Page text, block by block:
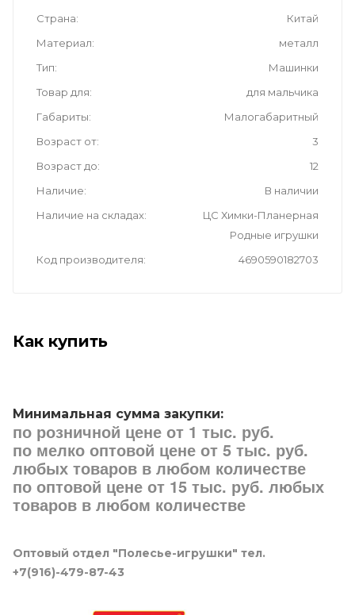
Страна
Китай
Материал
металл
Тип
Машинки
Товар для
для мальчика
Габариты
Малогабаритный
Возраст от
3
Возраст до
12
Наличие
В наличии
Наличие на складах
ЦС Химки-Планерная
Родные игрушки
Код производителя
4690590182703
Как купить
Минимальная сумма закупки:
по розничной цене от 1 тыс. руб.
по мелко оптовой цене от 5 тыс. руб.
любых товаров в любом количестве
по оптовой цене от 15 тыс. руб. любых
товаров в любом количестве
Оптовый отдел "Полесье-игрушки" тел.
+7(916)-479-87-43